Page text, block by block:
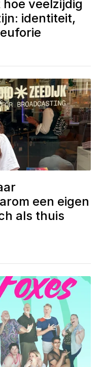
veelzijdig
identiteit,
een eigen
als thuis